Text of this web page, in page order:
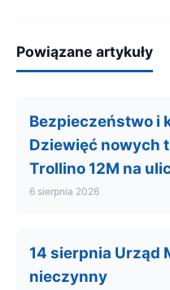
Powiązane artykuły
Bezpieczeństwo i
Dziewięć nowych
Trollino 12M na
6 sierpnia 2026
14 sierpnia Urząd
nieczynny